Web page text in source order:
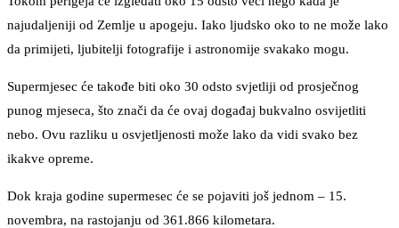
najudaljeniji od Zemlje u apogeju. Iako ljudsko oko to ne može lako
da primijeti, ljubitelji fotografije i astronomije svakako mogu.
Supermjesec će takođe biti oko 30 odsto svjetliji od prosječnog
punog mjeseca, što znači da će ovaj događaj bukvalno osvijetliti
nebo. Ovu razliku u osvjetljenosti može lako da vidi svako bez
ikakve opreme.
Dok kraja godine supermesec će se pojaviti još jednom – 15.
novembra, na rastojanju od 361.866 kilometara.